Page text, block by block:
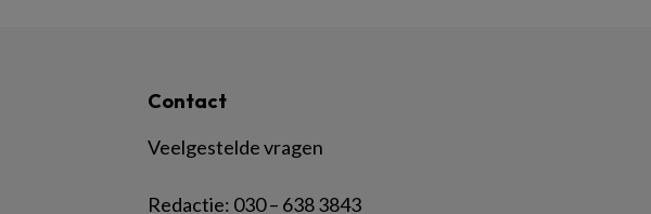
Contact
Veelgestelde vragen
Redactie: 030 – 638 3843